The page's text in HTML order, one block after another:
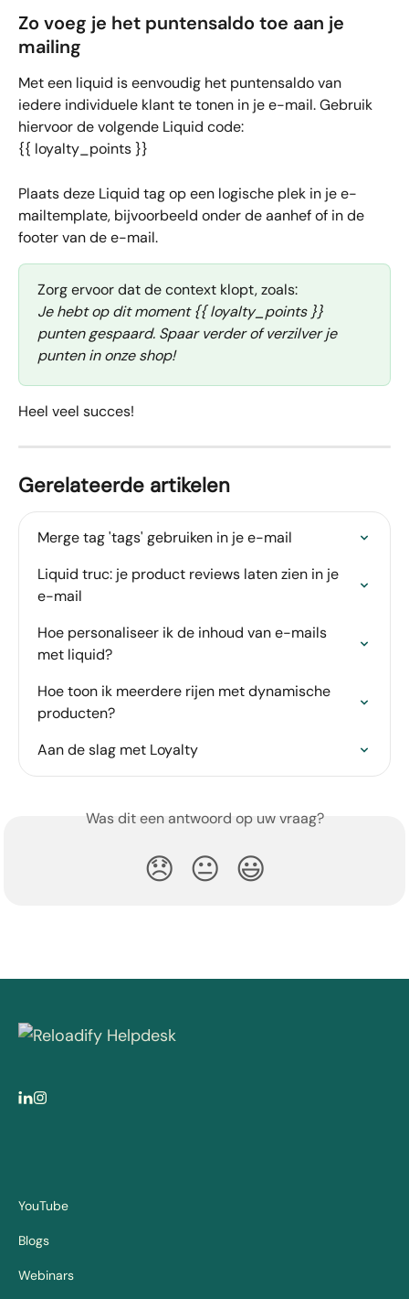
Zo voeg je het puntensaldo toe aan je
mailing
Met een liquid is eenvoudig het puntensaldo van
iedere individuele klant te tonen in je e-mail. Gebruik
hiervoor de volgende Liquid code:
{{ loyalty_points }}
Plaats deze Liquid tag op een logische plek in je e-
mailtemplate, bijvoorbeeld onder de aanhef of in de
footer van de e-mail.
Zorg ervoor dat de context klopt, zoals:
Je hebt op dit moment {{ loyalty_points }}
punten gespaard. Spaar verder of verzilver je
punten in onze shop!
Heel veel succes!
Gerelateerde artikelen
Merge tag 'tags' gebruiken in je e-mail
Liquid truc: je product reviews laten zien in je
e-mail
Hoe personaliseer ik de inhoud van e-mails
met liquid?
Hoe toon ik meerdere rijen met dynamische
producten?
Aan de slag met Loyalty
Was dit een antwoord op uw vraag?
😞 😐 😃
YouTube
Blogs
Webinars